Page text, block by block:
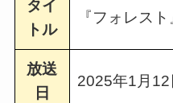
タイ
トル
『フォレスト
放送
日
2025年1月12